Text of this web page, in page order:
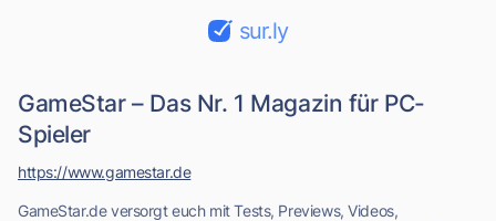
sur.ly
GameStar – Das Nr. 1 Magazin für PC-
Spieler
GameStar.de versorgt euch mit Tests, Previews, Videos,
https://www.gamestar.de